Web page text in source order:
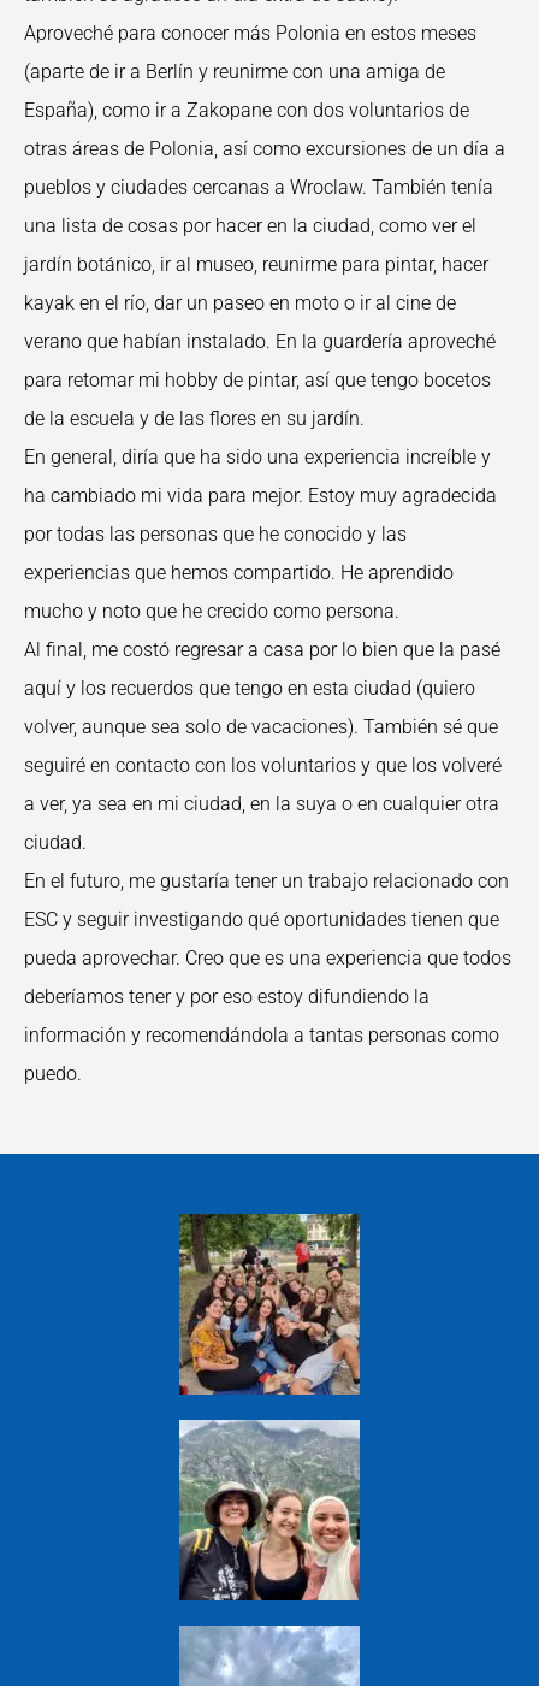
Aproveché para conocer más Polonia en estos meses
(aparte de ir a Berlín y reunirme con una amiga de
España), como ir a Zakopane con dos voluntarios de
otras áreas de Polonia, así como excursiones de un día a
pueblos y ciudades cercanas a Wroclaw. También tenía
una lista de cosas por hacer en la ciudad, como ver el
jardín botánico, ir al museo, reunirme para pintar, hacer
kayak en el río, dar un paseo en moto o ir al cine de
verano que habían instalado. En la guardería aproveché
para retomar mi hobby de pintar, así que tengo bocetos
de la escuela y de las flores en su jardín.
En general, diría que ha sido una experiencia increíble y
ha cambiado mi vida para mejor. Estoy muy agradecida
por todas las personas que he conocido y las
experiencias que hemos compartido. He aprendido
mucho y noto que he crecido como persona.
Al final, me costó regresar a casa por lo bien que la pasé
aquí y los recuerdos que tengo en esta ciudad (quiero
volver, aunque sea solo de vacaciones). También sé que
seguiré en contacto con los voluntarios y que los volveré
a ver, ya sea en mi ciudad, en la suya o en cualquier otra
ciudad.
En el futuro, me gustaría tener un trabajo relacionado con
ESC y seguir investigando qué oportunidades tienen que
pueda aprovechar. Creo que es una experiencia que todos
deberíamos tener y por eso estoy difundiendo la
información y recomendándola a tantas personas como
puedo.